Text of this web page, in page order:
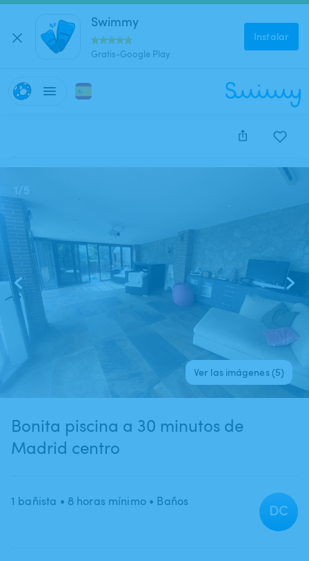
Swimmy
Gratis-Google Play
Instalar
Este anuncio está cerrado y no se puede reservar.
/5
Ver las imágenes (5)
Bonita piscina a 30 minutos de
Madrid centro
1 bañista • 8 horas mínimo• Baños DC